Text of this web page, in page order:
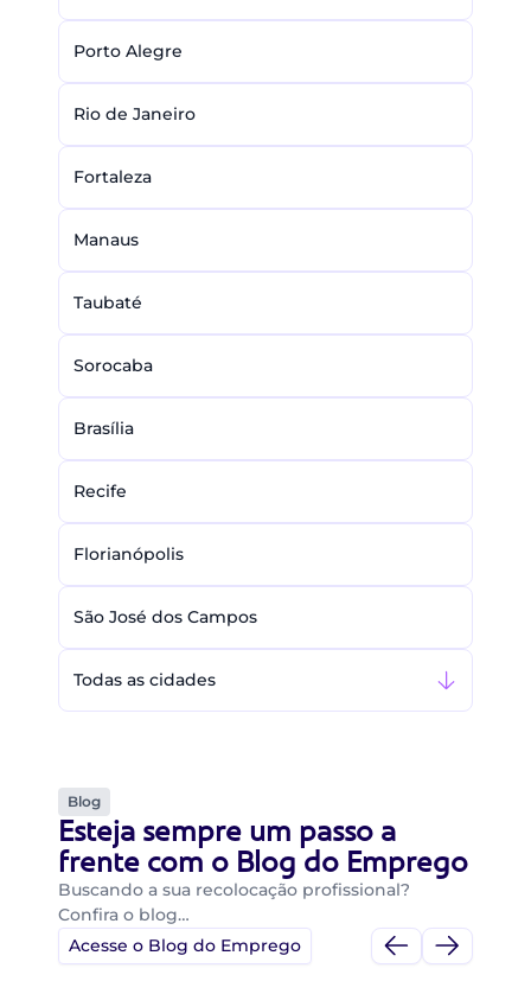
Porto Alegre
Rio de Janeiro
Fortaleza
Manaus
Taubaté
Sorocaba
Brasília
Recife
Florianópolis
São José dos Campos
Todas as cidades
Blog
Esteja sempre um passo a
frente com o Blog do Emprego
Buscando a sua recolocação profissional?
Confira o blog…
Acesse o Blog do Emprego